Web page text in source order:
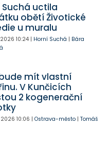
Suchá uctila
obětí Životické
u muralu
10:24| Horní Suchá | Bára
mít vlastní
V Kunčicích
2 kogenerační
10:06 | Ostrava-město| Tomáš